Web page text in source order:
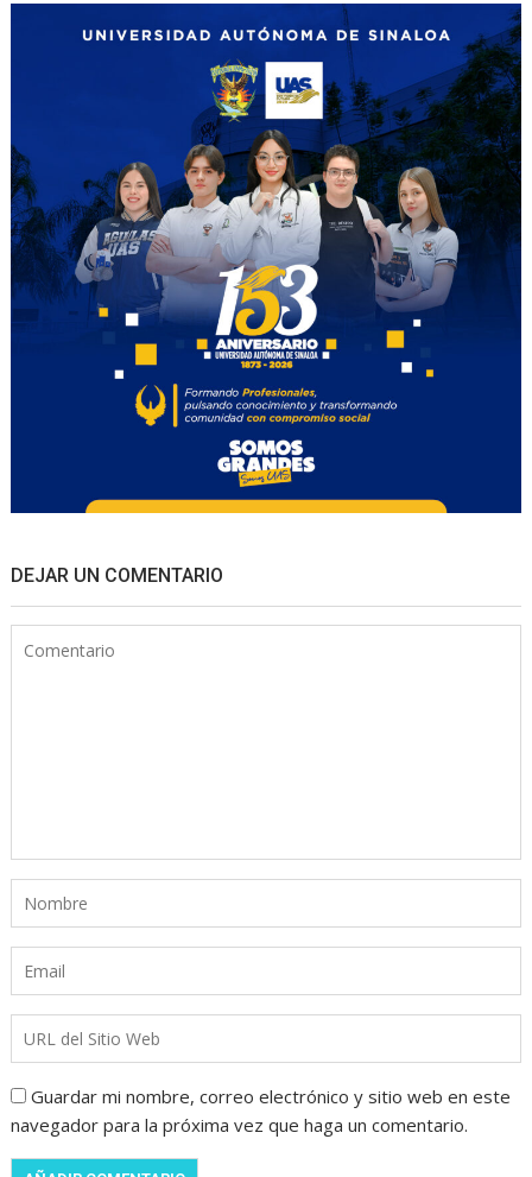
DEJAR UN COMENTARIO
Guardar mi nombre, correo electrónico y sitio web en este
navegador para la próxima vez que haga un comentario.